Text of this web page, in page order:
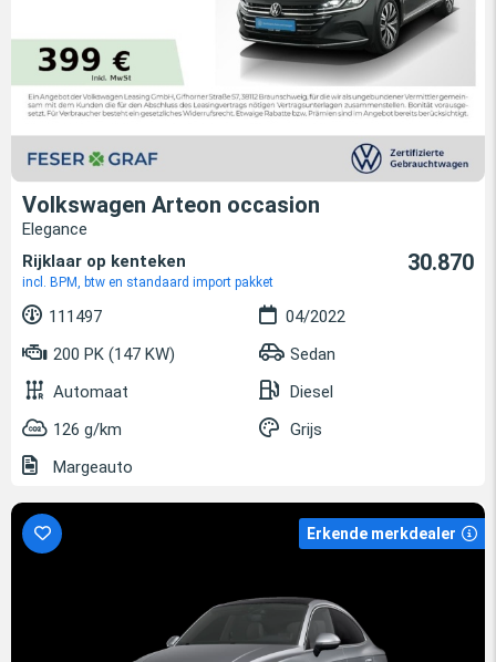
Volkswagen Arteon occasion
Elegance
Rijklaar op kenteken
incl. BPM, btw en standaard import pakket
30.870
111497
04/2022
200 PK (147 KW)
Sedan
Automaat
Diesel
126 g/km
Grijs
Margeauto
Erkende merkdealer